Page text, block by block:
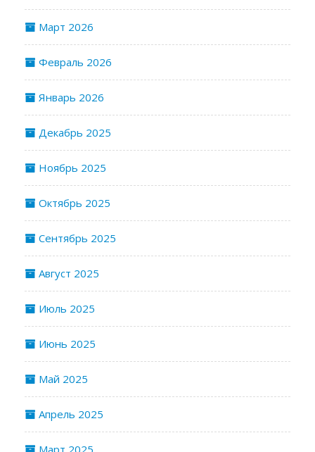
Март 2026
Февраль 2026
Январь 2026
Декабрь 2025
Ноябрь 2025
Октябрь 2025
Сентябрь 2025
Август 2025
Июль 2025
Июнь 2025
Май 2025
Апрель 2025